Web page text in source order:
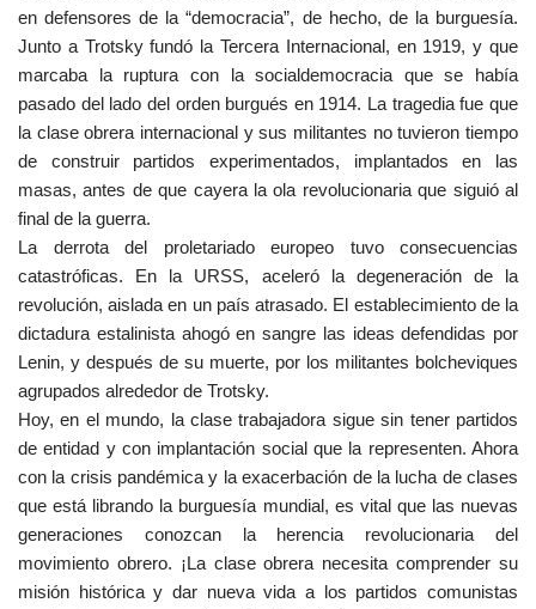
en defensores de la “democracia”, de hecho, de la burguesía.
Junto a Trotsky fundó la Tercera Internacional, en 1919, y que
marcaba la ruptura con la socialdemocracia que se había
pasado del lado del orden burgués en 1914. La tragedia fue que
la clase obrera internacional y sus militantes no tuvieron tiempo
de construir partidos experimentados, implantados en las
masas, antes de que cayera la ola revolucionaria que siguió al
final de la guerra.
La derrota del proletariado europeo tuvo consecuencias
catastróficas. En la URSS, aceleró la degeneración de la
revolución, aislada en un país atrasado. El establecimiento de la
dictadura estalinista ahogó en sangre las ideas defendidas por
Lenin, y después de su muerte, por los militantes bolcheviques
agrupados alrededor de Trotsky.
Hoy, en el mundo, la clase trabajadora sigue sin tener partidos
de entidad y con implantación social que la representen. Ahora
con la crisis pandémica y la exacerbación de la lucha de clases
que está librando la burguesía mundial, es vital que las nuevas
generaciones conozcan la herencia revolucionaria del
movimiento obrero. ¡La clase obrera necesita comprender su
misión histórica y dar nueva vida a los partidos comunistas